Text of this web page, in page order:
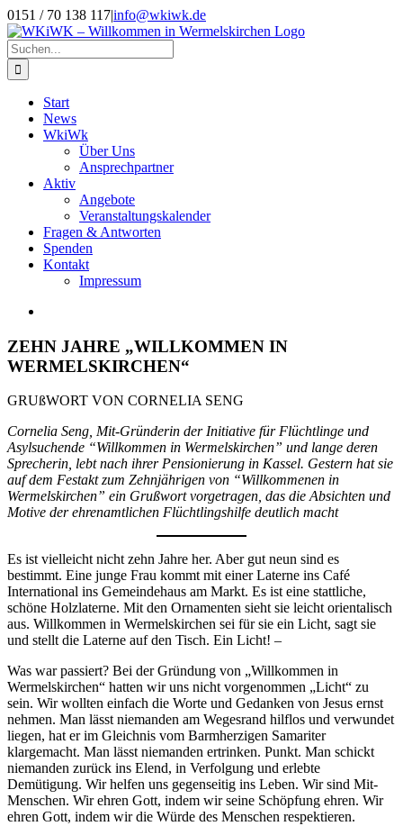
Zum
Inhalt
springen
0151 / 70 138 117|info@wkiwk.de
Suche
nach:
Start
News
WkiWk
Über Uns
Ansprechpartner
Aktiv
Angebote
Veranstaltungskalender
Fragen & Antworten
Spenden
Kontakt
Impressum
Bild
ZEHN JAHRE „WILLKOMMEN IN
WERMELSKIRCHEN“
GRUßWORT VON CORNELIA SENG
Cornelia Seng, Mit-Gründerin der Initiative für Flüchtlinge und
Asylsuchende “Willkommen in Wermelskirchen” und lange deren
Sprecherin, lebt nach ihrer Pensionierung in Kassel. Gestern hat sie
auf dem Festakt zum Zehnjährigen von “Willkommenen in
Wermelskirchen” ein Grußwort vorgetragen, das die Absichten und
Motive der ehrenamtlichen Flüchtlingshilfe deutlich macht
Es ist vielleicht nicht zehn Jahre her. Aber gut neun sind es
bestimmt. Eine junge Frau kommt mit einer Laterne ins Café
International ins Gemeindehaus am Markt. Es ist eine stattliche,
schöne Holzlaterne. Mit den Ornamenten sieht sie leicht orientalisch
aus. Willkommen in Wermelskirchen sei für sie ein Licht, sagt sie
und stellt die Laterne auf den Tisch. Ein Licht! –
Was war passiert? Bei der Gründung von „Willkommen in
Wermelskirchen“ hatten wir uns nicht vorgenommen „Licht“ zu
sein. Wir wollten einfach die Worte und Gedanken von Jesus ernst
nehmen. Man lässt niemanden am Wegesrand hilflos und verwundet
liegen, hat er im Gleichnis vom Barmherzigen Samariter
klargemacht. Man lässt niemanden ertrinken. Punkt. Man schickt
niemanden zurück ins Elend, in Verfolgung und erlebte
Demütigung. Wir helfen uns gegenseitig ins Leben. Wir sind Mit-
Menschen. Wir ehren Gott, indem wir seine Schöpfung ehren. Wir
ehren Gott, indem wir die Würde des Menschen respektieren.